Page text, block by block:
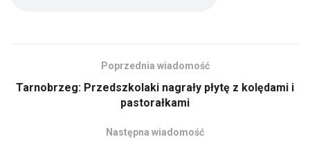
Poprzednia wiadomość
Tarnobrzeg: Przedszkolaki nagrały płytę z kolędami i
pastorałkami
Następna wiadomość